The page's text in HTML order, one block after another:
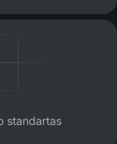
standartas